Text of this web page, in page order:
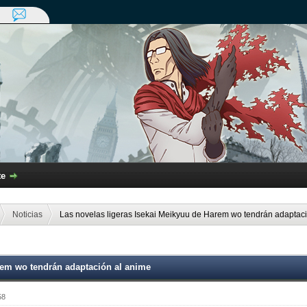
Noticias Las novelas ligeras Isekai Meikyuu de Harem wo tendrán
wo tendrán adaptación al anime